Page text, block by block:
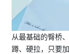
从最基础的臀桥
蹲、硬拉，只要